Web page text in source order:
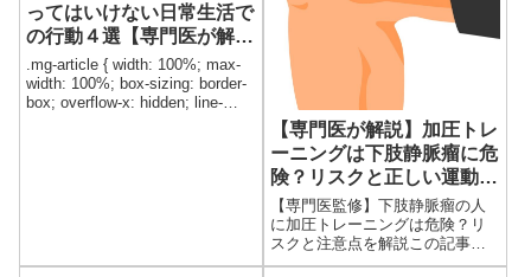
ってはいけない日常生活で
の行動４選【専門医が解
説】
.mg-article { width: 100%; max-
width: 100%; box-sizing: border-
box; overflow-x: hidden; line-
【専門医が解説】加圧トレ
ーニングは下肢静脈瘤に危
険？リスクと正しい運動法
を紹介
【専門医監修】下肢静脈瘤の人
に加圧トレーニングは危険？リ
スクと注意点を解説この記事
は、下肢静脈瘤治療歴28年・年